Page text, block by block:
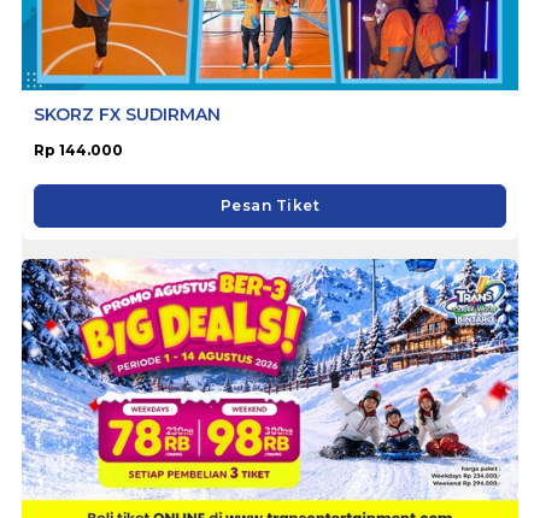
SKORZ FX SUDIRMAN
Rp 144.000
Pesan Tiket